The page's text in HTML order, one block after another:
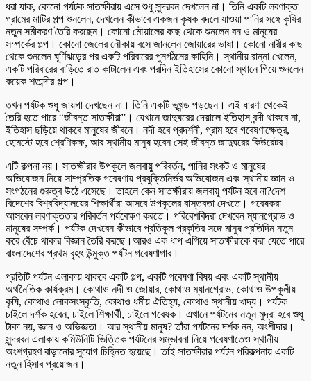
ধরা যাক, কোনো পর্যটক সাতক্ষীরায় এসে শুধু সুন্দরবন দেখলেন না। তিনি একটি লবণাক্ত
গ্রামের মাটির গল্প শুনলেন, দেখলেন কীভাবে একজন কৃষক বদলে যাওয়া পানির সঙ্গে কৃষির
নতুন সমীকরণ তৈরি করছেন। কোনো মৌয়ালের কাছ থেকে শুনলেন বন ও মানুষের
সম্পর্কের গল্প। কোনো জেলের নৌকায় বসে জানলেন জোয়ারের ভাষা। কোনো নারীর কাছ
থেকে শুনলেন ঘূর্ণিঝড়ের পর একটি পরিবারের পুনর্গঠনের কাহিনি। স্থানীয় রান্না খেলেন,
একটি পরিবারের বাড়িতে রাত কাটালেন এবং পরদিন ইতিহাসের কোনো স্থানে গিয়ে শুনলেন
কয়েক শতাব্দীর গল্প।
তখন পর্যটক শুধু জায়গা দেখছেন না। তিনি একটি ভূখন্ড পড়ছেন। এই ধারণা থেকেই
তৈরি হতে পারে “জীবন্ত সাতক্ষীরা”। যেখানে জাদুঘরের দেয়ালে ইতিহাস বন্দী থাকবে না,
ইতিহাস ছড়িয়ে থাকবে মানুষের জীবনে। নদী হবে প্রদর্শনী, গ্রাম হবে গবেষণাক্ষেত্র,
হোমস্টে হবে শ্রেণিকক্ষ, আর স্থানীয় মানুষ হবেন সেই জীবন্ত জাদুঘরের কিউরেটর।
এটি কল্পনা নয়। সাতক্ষীরার উপকূলে জলবায়ু পরিবর্তন, পানির সংকট ও মানুষের
অভিযোজন নিয়ে সাম্প্রতিক গবেষণায় প্রযুক্তিনির্ভর অভিযোজন এবং স্থানীয় জ্ঞান ও
সংগঠনের গুরুত্ব উঠে এসেছে। তাহলে কেন সাতক্ষীরায় জলবায়ু পর্যটন হবে না?দেশ
বিদেশের বিশ্ববিদ্যালয়ের শিক্ষার্থীরা আসবে উপকূলের বাস্তবতা দেখতে। গবেষকরা
আসবেন লবণাক্ততার পরিবর্তন পর্যবেক্ষণ করতে। পরিবেশবিদরা দেখবেন ম্যানগ্রোভ ও
মানুষের সম্পর্ক। পর্যটক দেখবেন কীভাবে প্রতিকূল প্রকৃতির সঙ্গে মানুষ প্রতিদিন নতুন
করে বেঁচে থাকার বিজ্ঞান তৈরি করছে।আরও এক ধাপ এগিয়ে সাতক্ষীরাকে করা যেতে পারে
বাংলাদেশের প্রথম বৃহৎ উন্মুক্ত পর্যটন গবেষণাগার।
প্রতিটি পর্যটন এলাকায় থাকবে একটি গল্প, একটি গবেষণা বিষয় এবং একটি স্থানীয়
অর্থনৈতিক কার্যক্রম। কোথাও নদী ও জোয়ার, কোথাও ম্যানগ্রোভ, কোথাও উপকূলীয়
কৃষি, কোথাও লোকসংস্কৃতি, কোথাও ধর্মীয় ঐতিহ্য, কোথাও স্থানীয় খাদ্য। পর্যটক
চাইলে দর্শক হবেন, চাইলে শিক্ষার্থী, চাইলে গবেষক। এখানে পর্যটনের নতুন মুদ্রা হবে শুধু
টাকা নয়, জ্ঞান ও অভিজ্ঞতা। আর স্থানীয় মানুষ? তাঁরা পর্যটনের দর্শক নন, অংশীদার।
সুন্দরবন এলাকায় কমিউনিটি ভিত্তিক পর্যটনের সম্ভাবনা নিয়ে গবেষণাতেও স্থানীয়
অংশগ্রহণ বাড়ানোর সুযোগ চিহ্নিত হয়েছে। তাই সাতক্ষীরার পর্যটন পরিকল্পনায় একটি
নতুন হিসাব প্রয়োজন।